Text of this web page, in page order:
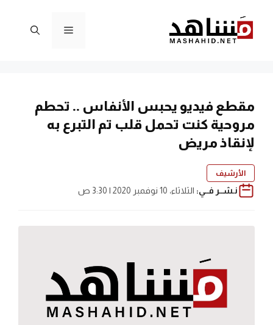
المحتوى
القائمة
مقطع فيديو يحبس الأنفاس .. تحطم
مروحية كنت تحمل قلب تم التبرع به
لإنقاذ مريض
الأرشيف
نـشــر فــي: الثلاثاء، 10 نوفمبر 2020 | 3:30 ص